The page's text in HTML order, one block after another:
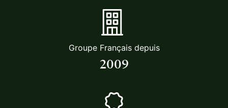
Groupe Français depuis
2009